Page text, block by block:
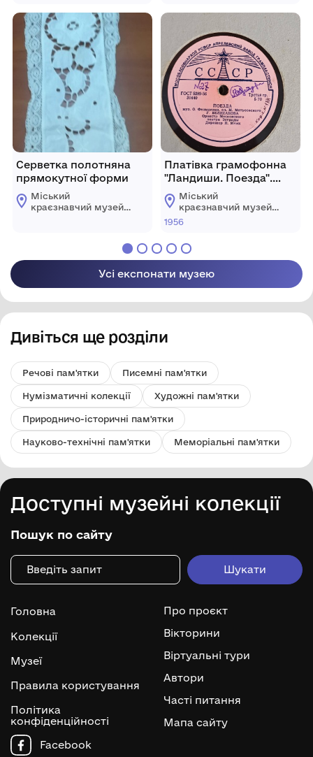
Серветка полотняна
прямокутної форми
Міський
краєзнавчий музей
Платівка грамофонна
"Ландиши. Поезда".
Вик.Г. Великанова
Міський
краєзнавчий музей
Гайсинщини
1956
Усі експонати музею
Дивіться ще розділи
Речові пам'ятки Писемні пам'ятки
Нумізматичні колекції Художні пам'ятки
Природничо-історичні пам'ятки
Науково-технічні пам'ятки Меморіальні пам'ятки
Доступні музейні колекції
Пошук по сайту
Головна
Колекції
Музеї
Правила користування
Політика
конфіденційності
Про проєкт
Вікторини
Віртуальні тури
Автори
Часті питання
Мапа сайту
Facebook